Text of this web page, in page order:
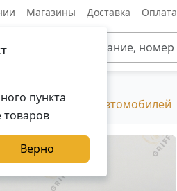
пункта
товаров
Верно
Магазины Доставка Оплата
для грузовых автомобилей